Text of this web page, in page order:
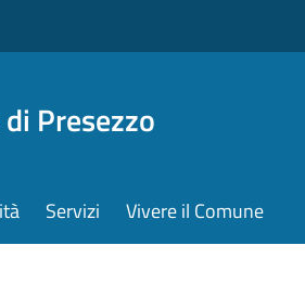
Presezzo
Servizi Vivere il Comune